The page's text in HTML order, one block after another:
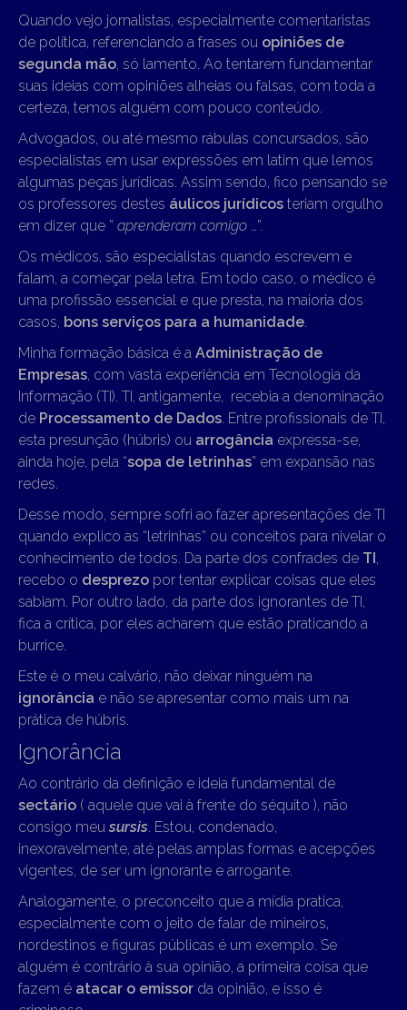
Quando vejo jornalistas, especialmente comentaristas
de política, referenciando a frases ou opiniões de
segunda mão , só lamento. Ao tentarem fundamentar
suas ideias com opiniões alheias ou falsas, com toda a
certeza, temos alguém com pouco conteúdo.
Advogados, ou até mesmo rábulas concursados, são
especialistas em usar expressões em latim que lemos
algumas peças jurídicas. Assim sendo, fico pensando se
os professores destes áulicos jurídicos teriam orgulho
em dizer que ” aprenderam comigo …”.
Os médicos, são especialistas quando escrevem e
falam, a começar pela letra. Em todo caso, o médico é
uma profissão essencial e que presta, na maioria dos
casos, bons serviços para a humanidade
Minha formação básica é a Administração de
Empresas , com vasta experiência em Tecnologia da
Informação (TI). TI, antigamente, recebia a denominação
de Processamento de Dados . Entre profissionais de TI,
esta presunção (húbris) ou arrogância expressa-se,
ainda hoje, pela “sopa de letrinhas” em expansão nas
redes.
Desse modo, sempre sofri ao fazer apresentações de TI
quando explico as “letrinhas” ou conceitos para nivelar o
conhecimento de todos. Da parte dos confrades de TI
recebo o desprezo por tentar explicar coisas que eles
sabiam. Por outro lado, da parte dos ignorantes de TI,
fica a crítica, por eles acharem que estão praticando a
burrice.
Este é o meu calvário, não deixar ninguém na
ignorância e não se apresentar como mais um na
prática de húbris.
Ignorância
Ao contrário da definição e ideia fundamental de
sectário ( aquele que vai à frente do séquito ), não
consigo meusursis . Estou, condenado,
inexoravelmente, até pelas amplas formas e acepções
vigentes, de ser um ignorante e arrogante.
Analogamente, o preconceito que a mídia pratica,
especialmente com o jeito de falar de mineiros,
nordestinos e figuras públicas é um exemplo. Se
alguém é contrário à sua opinião, a primeira coisa que
fazem é atacar o emissor da opinião, e isso é